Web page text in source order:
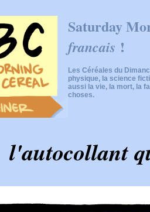
Saturday
francais !
Les Céréales du
physique, la science
aussi la vie, la mort, la
choses.
l'autocollant